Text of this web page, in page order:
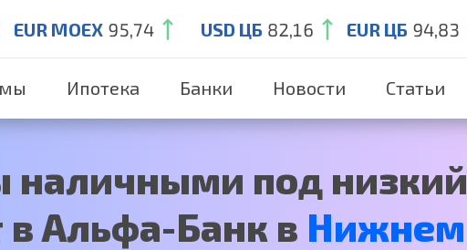
EUR MOEX 95,74 USD ЦБ 82,16 EUR ЦБ 94,83
Ипотека Банки Новости Статьи
наличными под низкий
в Альфа-Банк в Нижнем